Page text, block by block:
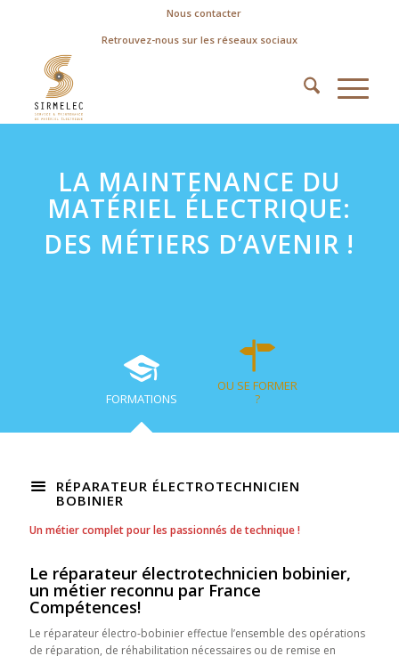
Nous contacter
Retrouvez-nous sur les réseaux sociaux
LA MAINTENANCE DU
MATÉRIEL ÉLECTRIQUE:
DES MÉTIERS D’AVENIR !
FORMATIONS
OU SE FORMER
?
RÉPARATEUR ÉLECTROTECHNICIEN
BOBINIER
Un métier complet pour les passionnés de technique !
Le réparateur électrotechnicien bobinier,
un métier reconnu par France
Compétences!
Le réparateur électro-bobinier effectue l’ensemble des opérations
de réparation, de réhabilitation nécessaires ou de remise en